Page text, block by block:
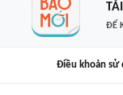
ĐỂ
Điều khoản sử